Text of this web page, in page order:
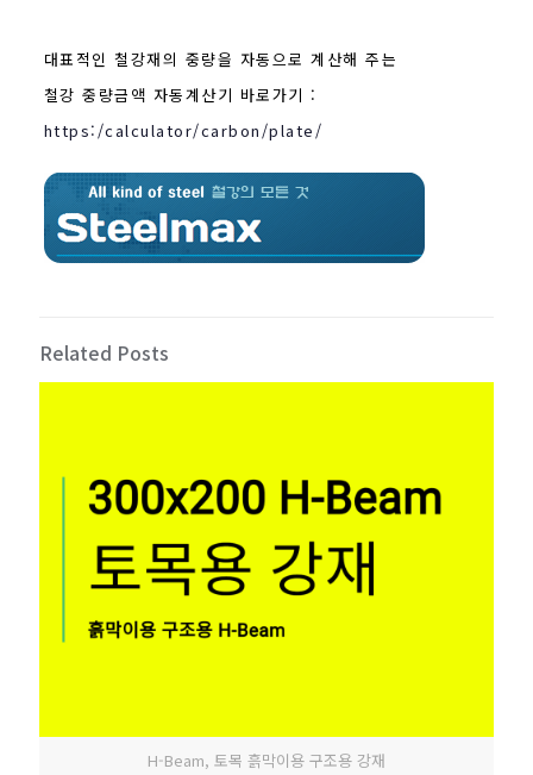
대표적인 철강재의 중량을 자동으로 계산해 주는
철강 중량금액 자동계산기 바로가기 :
https:/calculator/carbon/plate/
Related Posts
H-Beam, 토목 흙막이용 구조용 강재